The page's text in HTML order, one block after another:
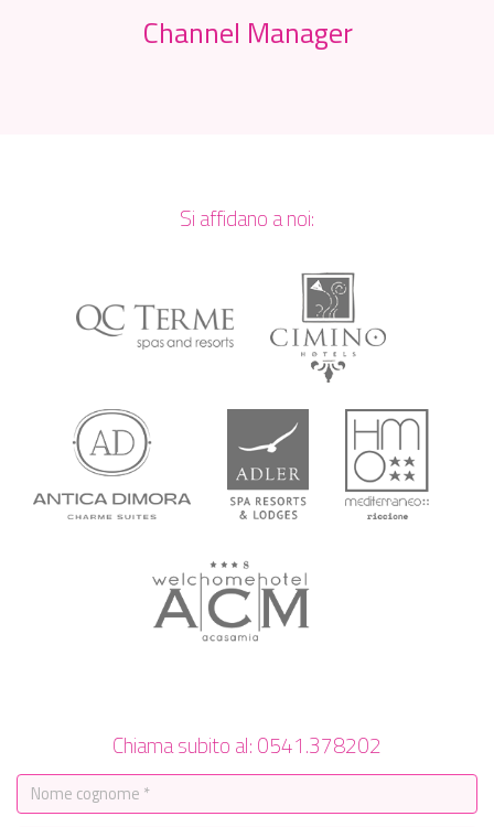
Channel Manager
Si affidano a noi:
Chiama subito al: 0541.378202